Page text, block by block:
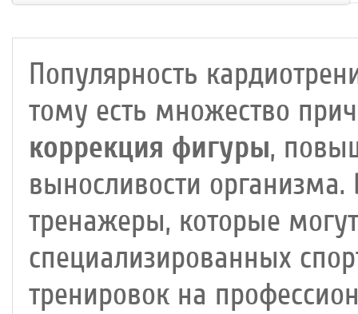
Макс. вес: 180 кг
Привод: передний
Популярность
тому есть множество
коррекция фигуры,
выносливости
тренажеры, которые
специализированных
тренировок на